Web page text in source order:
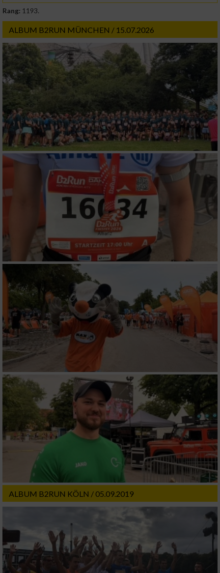
Rang: 1193.
ALBUM B2RUN MÜNCHEN / 15.07.2026
ALBUM B2RUN KÖLN / 05.09.2019